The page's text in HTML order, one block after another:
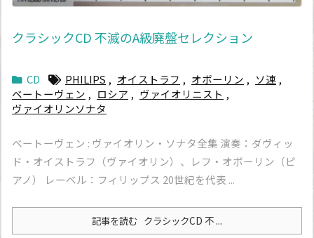
クラシックCD 不滅のA級廃盤セレクション
CD PHILIPS , オイストラフ , オボーリン , ソ連 ,
ベートーヴェン , ロシア , ヴァイオリニスト ,
ヴァイオリンソナタ
ベートーヴェン : ヴァイオリン・ソナタ全集 演奏：ダヴィッ
ド・オイストラフ（ヴァイオリン）、レフ・オボーリン（ピ
アノ） レーベル：フィリップス 20世紀を代表 ...
記事を読む クラシックCD 不 ...